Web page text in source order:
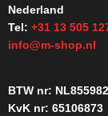
Nederland
Tel: +31 13 505
info@m-shop.nl
BTW nr:
KvK nr: 65106873